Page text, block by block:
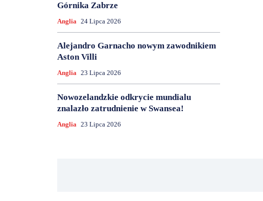
Górnika Zabrze
Anglia 24 Lipca 2026
Alejandro Garnacho nowym zawodnikiem
Aston Villi
Anglia 23 Lipca 2026
Nowozelandzkie odkrycie mundialu
znalazło zatrudnienie w Swansea!
Anglia 23 Lipca 2026